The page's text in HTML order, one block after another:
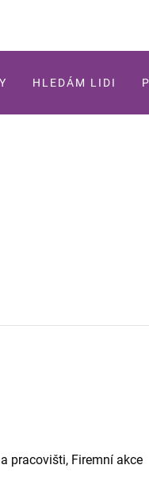
HLEDÁM LIDI
pracovišti, Firemní akce